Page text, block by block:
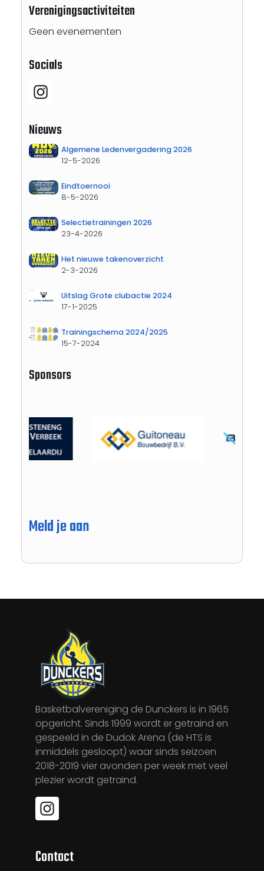
Verenigingsactiviteiten
Geen evenementen
Socials
Nieuws
Algemene Ledenvergadering 2026
12-5-2026
Eindtoernooi
8-5-2026
Selectietrainingen 2026
23-4-2026
Het nieuwe takenoverzicht
2-3-2026
Uitslag Grote clubactie 2024
17-1-2025
Trainingschema 2024/2025
15-7-2024
Sponsors
Meld je aan
Basketbalvereniging de Dunckers is in 1965
opgericht. Sinds 1999 wordt er getraind en
gespeeld in de Dudok Arena (de HTS is
inmiddels gesloopt) waar sinds seizoen
2018-2019 vier avonden per week met veel
plezier wordt getraind.
Contact